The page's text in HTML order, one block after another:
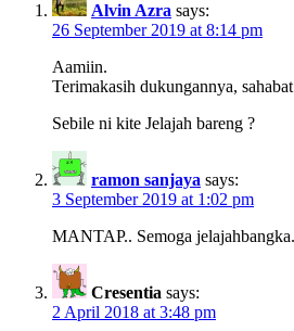
Alvin Azra says:
26 September 2019 at 8:14 pm
Aamiin.
Terimakasih dukungannya,
Sebile ni kite Jelajah bareng ?
ramon sanjaya says:
3 September 2019 at 1:02 pm
MANTAP.. Semoga
Cresentia says:
2 April 2018 at 3:48 pm